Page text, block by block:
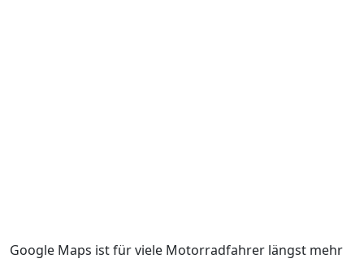
Google Maps ist für viele Motorradfahrer längst mehr